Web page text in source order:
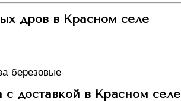
дров в Красном селе
с доставкой в Красном селе